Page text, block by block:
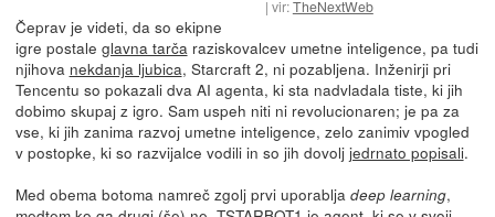
vir:TheNextWeb
Čeprav je videti, da so ekipne
igre postale glavna tarčaraziskovalcev umetne inteligence, pa tudi
njihova nekdanja ljubica, Starcraft 2, ni pozabljena. Inženirji pri
Tencentu so pokazali dva AI agenta, ki sta nadvladala tiste, ki jih
dobimo skupaj z igro. Sam uspeh niti ni revolucionaren; je pa za
vse, ki jih zanima razvoj umetne inteligence, zelo zanimiv vpogled
v postopke, ki so razvijalce vodili in so jih dovolj jedrnato popisali.
Med obema botoma namreč zgolj prvi uporablja deep learning,